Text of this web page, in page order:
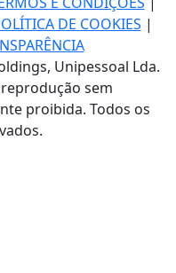
DE COOKIES |
Unipessoal Lda.
sem
proibida. Todos os